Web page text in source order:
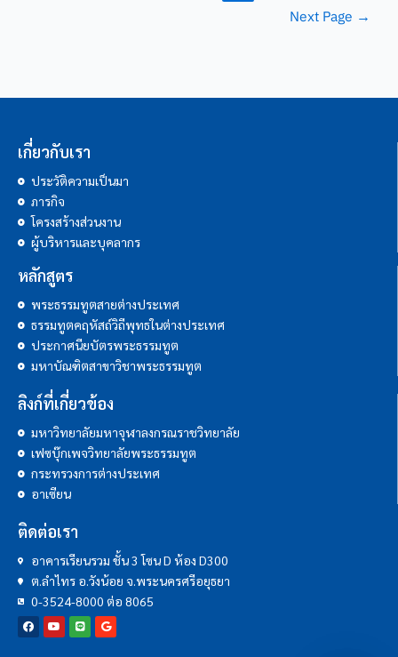
Next Page →
เกี่ยวกับเรา
ประวัติความเป็นมา
ภารกิจ
โครงสร้างส่วนงาน
ผู้บริหารและบุคลากร
หลักสูตร
พระธรรมทูตสายต่างประเทศ
ธรรมทูตคฤหัสถ์วิถีพุทธในต่างประเทศ
ประกาศนียบัตรพระธรรมทูต
มหาบัณฑิตสาขาวิชาพระธรรมทูต
ลิงก์ที่เกี่ยวข้อง
มหาวิทยาลัยมหาจุฬาลงกรณราชวิทยาลัย
เฟซบุ๊กเพจวิทยาลัยพระธรรมทูต
กระทรวงการต่างประเทศ
อาเซียน
ติดต่อเรา
อาคารเรียนรวม ชั้น 3 โซน D ห้อง D300
ต.ลำไทร อ.วังน้อย จ.พระนครศรีอยุธยา
0-3524-8000 ต่อ 8065